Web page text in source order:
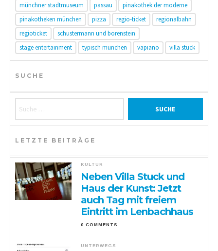
münchner stadtmuseum
passau
pinakothek der moderne
pinakotheken münchen
pizza regio-ticket
regionalbahn
regioticket
schustermann und borenstein
stage entertainment
typisch münchen vapiano villa stuck
SUCHE
LETZTE BEITRÄGE
KULTUR
Neben Villa Stuck und
Haus der Kunst: Jetzt
auch Tag mit freiem
Eintritt im Lenbachhaus
0 COMMENTS
UNTERWEGS